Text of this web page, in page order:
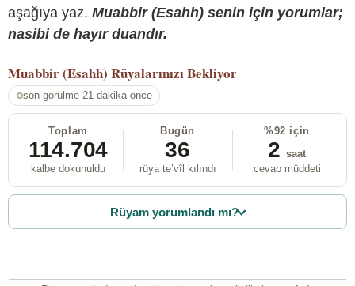
aşağıya yaz. Muabbir (Esahh) senin için yorumlar;
nasibi de hayır duandır.
Muabbir (Esahh) Rüyalarınızı Bekliyor
son görülme 21 dakika önce
Toplam
114.704
kalbe dokunuldu
Bugün
36
rüya te’vîl kılındı
%92 için
2 saat
cevab müddeti
Rüyam yorumlandı mı?